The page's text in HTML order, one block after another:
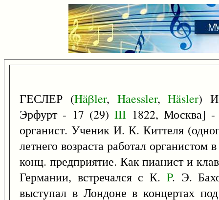
ГЕСЛЕР (Häβler, Haessler,Häsler)
Эрфурт - 17 (29)III 1822, Москва] -
органист. Ученик И. К. Киттеля
летнего возраста работал
конц. предприятие. Как пианист и
Германии, встречался с К. P. Э.
выступал в Лондоне в концертах